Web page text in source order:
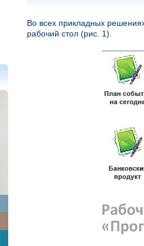
Во всех прикладных
рабочий стол (рис. 1).